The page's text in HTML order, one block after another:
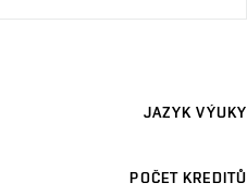
JAZYK VÝUKY
POČET KREDITŮ